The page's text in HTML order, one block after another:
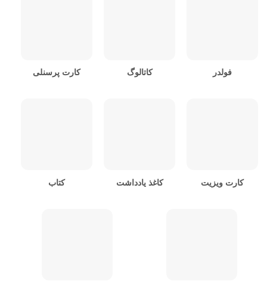
فولدر کاتالوگ کارت پرسنلی
کارت ویزیت کاغذ یادداشت کتاب